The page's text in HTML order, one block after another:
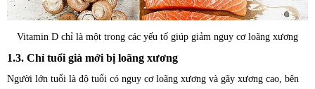
Vitamin D chỉ là một trong các yếu tố giúp giảm nguy cơ loãng xương
1.3. Chỉ tuổi già mới bị loãng xương
Người lớn tuổi là độ tuổi có nguy cơ loãng xương và gãy xương cao, bên